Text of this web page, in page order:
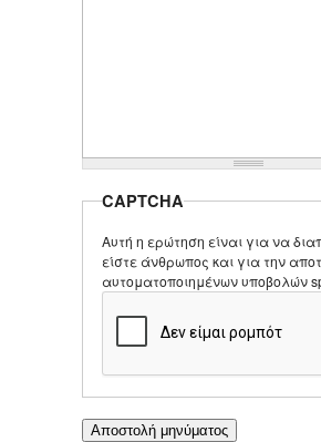
CAPTCHA
Αυτή η ερώτηση είναι για να
είστε άνθρωπος και για την
αυτοματοποιημένων υποβολών